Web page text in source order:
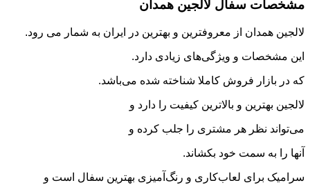
مشخصات سفال لالجین همدان
لالجین همدان از معروفترین و بهترین در ایران به شمار می رود.
این مشخصات و ویژگی‌های زیادی دارد.
که در بازار فروش کاملا شناخته شده می‌باشد.
لالجین بهترین و بالاترین کیفیت را دارد و
می‌تواند نظر هر مشتری را جلب کرده و
آنها را به سمت خود بکشاند.
سرامیک برای لعاب‌کاری و رنگ‌آمیزی بهترین سفال است و